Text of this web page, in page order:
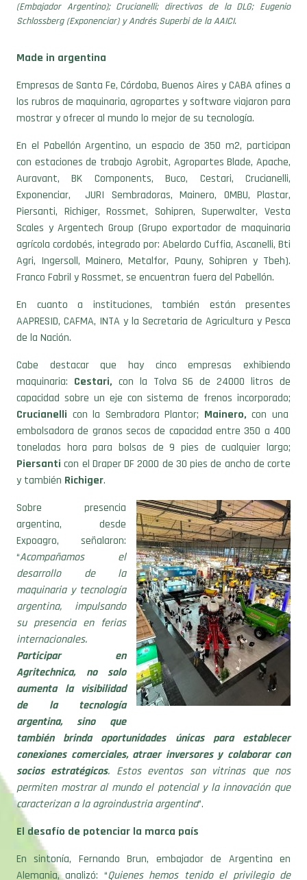
(Embajador Argentino); Crucianelli; directivos de la DLG; Eugenio
Schlossberg (Exponenciar) y Andrés Superbi de la AAICI.
Made in argentina
Empresas de Santa Fe, Córdoba, Buenos Aires y CABA afines a
los rubros de maquinaria, agropartes y software viajaron para
mostrar y ofrecer al mundo lo mejor de su tecnología.
En el Pabellón Argentino, un espacio de 350 m2, participan
con estaciones de trabajo Agrobit, Agropartes Blade, Apache,
Auravant, BK Components, Buco, Cestari, Crucianelli,
Exponenciar, JURI Sembradoras, Mainero, OMBU, Plastar,
Piersanti, Richiger, Rossmet, Sohipren, Superwalter, Vesta
Scales y Argentech Group (Grupo exportador de maquinaria
agrícola cordobés, integrado por: Abelardo Cuffia, Ascanelli, Bti
Agri, Ingersoll, Mainero, Metalfor, Pauny, Sohipren y Tbeh).
Franco Fabril y Rossmet, se encuentran fuera del Pabellón.
En cuanto a instituciones, también están presentes
AAPRESID, CAFMA, INTA y la Secretaria de Agricultura y Pesca
de la Nación.
Cabe destacar que hay cinco empresas exhibiendo
maquinaria: Cestari, con la Tolva S6 de 24000 litros de
capacidad sobre un eje con sistema de frenos incorporado;
Crucianelli con la Sembradora Plantor; Mainero, con una
embolsadora de granos secos de capacidad entre 350 a 400
toneladas hora para bolsas de 9 pies de cualquier largo;
Piersanticon el Draper DF 2000 de 30 pies de ancho de corte
y también Richiger.
Sobre presencia
argentina, desde
Expoagro, señalaron:
“Acompañamos el
desarrollo de la
maquinaria y tecnología
argentina, impulsando
su presencia en ferias
internacionales.
Participar en
Agritechnica, no solo
aumenta la visibilidad
de la tecnología
argentina, sino que
también brinda oportunidades únicas para establecer
conexiones comerciales, atraer inversores y colaborar con
socios estratégicos. Estos eventos son vitrinas que nos
permiten mostrar al mundo el potencial y la innovación que
caracterizan a la agroindustria argentina”.
El desafío de potenciar la marca país
En sintonía, Fernando Brun, embajador de Argentina en
Alemania, analizó: “Quienes hemos tenido el privilegio de